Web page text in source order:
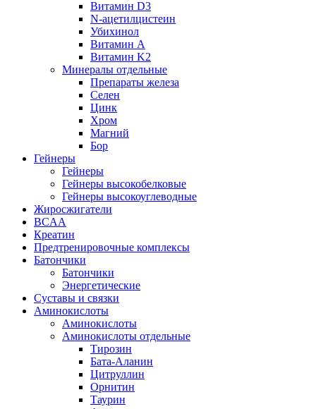
Витамин D3
N-ацетилцистеин
Убихинол
Витамин А
Витамин K2
Минералы отдельные
Препараты железа
Селен
Цинк
Хром
Магний
Бор
Гейнеры
Гейнеры
Гейнеры высокобелковые
Гейнеры высокоуглеводные
Жиросжигатели
BCAA
Креатин
Предтренировочные комплексы
Батончики
Батончики
Энергетические
Суставы и связки
Аминокислоты
Аминокислоты
Аминокислоты отдельные
Тирозин
Бата-Аланин
Цитруллин
Орнитин
Таурин